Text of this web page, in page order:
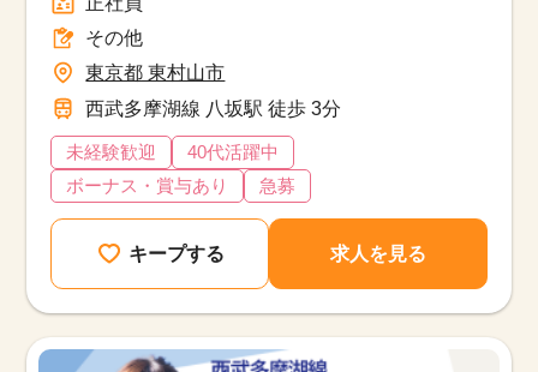
その他
東京都 東村山市
西武多摩湖線 八坂駅 徒歩 3分
未経験歓迎
40代活躍中
ボーナス・賞与あり
急募
キープする 求人を見る